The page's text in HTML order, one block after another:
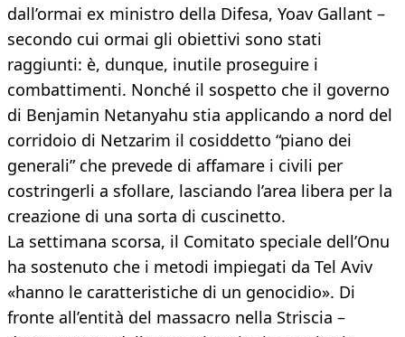
dall’ormai ex ministro della Difesa, Yoav Gallant –
secondo cui ormai gli obiettivi sono stati
raggiunti: è, dunque, inutile proseguire i
combattimenti. Nonché il sospetto che il governo
di Benjamin Netanyahu stia applicando a nord del
corridoio di Netzarim il cosiddetto “piano dei
generali” che prevede di affamare i civili per
costringerli a sfollare, lasciando l’area libera per la
creazione di una sorta di cuscinetto.
La settimana scorsa, il Comitato speciale dell’Onu
ha sostenuto che i metodi impiegati da Tel Aviv
«hanno le caratteristiche di un genocidio». Di
fronte all’entità del massacro nella Striscia –